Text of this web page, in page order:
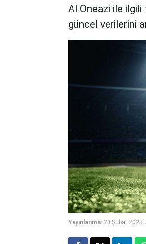
Al Oneazi ile
güncel verilerini
Yayınlanma: 20 Şubat 2023